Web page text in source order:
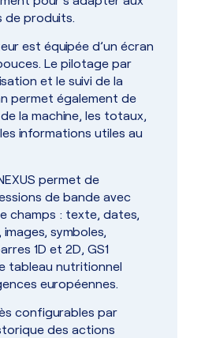
produits.
est équipée d’un écran
Le pilotage par
et le suivi de la
permet également de
la machine, les totaux,
informations utiles au
permet de
de bande avec
champs : texte, dates,
symboles,
1D et 2D, GS1
tableau nutritionnel
européennes.
configurables par
des actions